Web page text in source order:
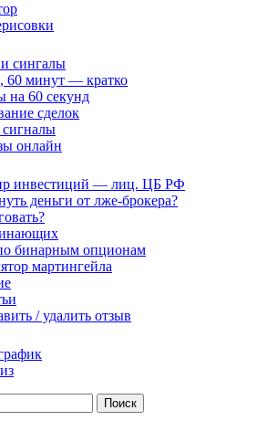
сингалы
60 минут — кратко
на 60 секунд
сделок
онлайн
инвестиций — лиц. ЦБ РФ
деньги от лже-брокера?
бинарным опционам
мартингейла
/ удалить отзыв